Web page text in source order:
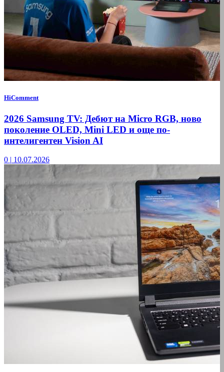
HiComment
2026 Samsung TV: Дебют на Micro RGB, ново
поколение OLED, Mini LED и още по-
интелигентен Vision AI
0 | 10.07.2026